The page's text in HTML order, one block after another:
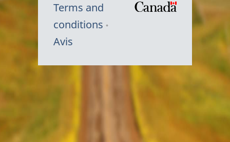
Terms and
conditions
Avis
Symbole
Canada